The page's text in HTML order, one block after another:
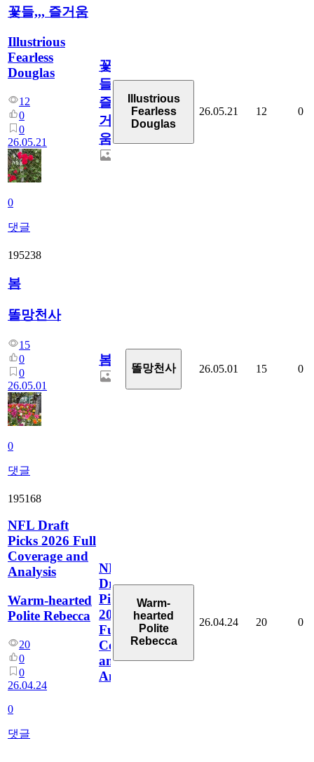
꽃들,,, 즐거움
Illustrious
Fearless
Douglas
12
0
0
26.05.21
0
댓글
꽃
들,,,
즐
거
움
Illustrious
Fearless
Douglas
26.05.21 12 0
195238
봄
똘망천사
15
0
0
26.05.01
0
댓글
봄
똘망천사 26.05.01 15 0
195168
NFL Draft
Picks 2026 Full
Coverage and
Analysis
Warm-hearted
Polite Rebecca
20
0
0
26.04.24
0
댓글
NFL
Draft
Picks
2026
Full
Coverage
and
Analysis
Warm-
hearted
Polite
Rebecca
26.04.24 20 0